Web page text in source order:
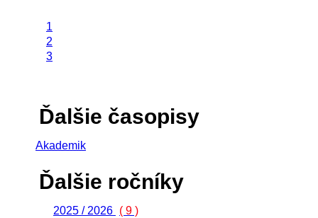
1
2
3
Ďalšie časopisy
Akademik
Ďalšie ročníky
2025 / 2026 ( 9 )